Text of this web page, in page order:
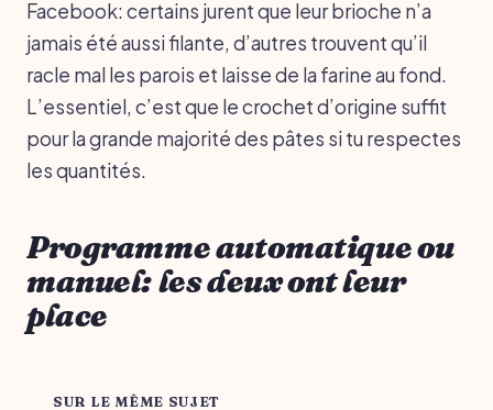
Facebook: certains jurent que leur brioche n’a
jamais été aussi filante, d’autres trouvent qu’il
racle mal les parois et laisse de la farine au fond.
L’essentiel, c’est que le crochet d’origine suffit
pour la grande majorité des pâtes si tu respectes
les quantités.
Programme automatique ou
manuel: les deux ont leur
place
SUR LE MÊME SUJET